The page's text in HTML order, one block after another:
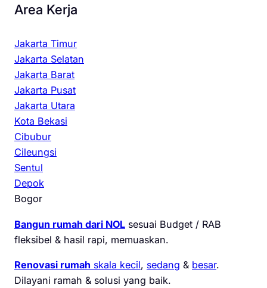
Area Kerja
Jakarta Timur
Jakarta Selatan
Jakarta Barat
Jakarta Pusat
Jakarta Utara
Kota Bekasi
Cibubur
Cileungsi
Sentul
Depok
Bogor
Bangun rumah dari NOL sesuai Budget / RAB
fleksibel & hasil rapi, memuaskan.
Renovasi rumah skala kecil, sedang & besar.
Dilayani ramah & solusi yang baik.